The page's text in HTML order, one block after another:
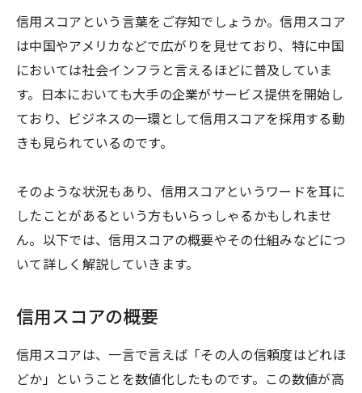
信用スコアという言葉をご存知でしょうか。信用スコア
は中国やアメリカなどで広がりを見せており、特に中国
においては社会インフラと言えるほどに普及していま
す。日本においても大手の企業がサービス提供を開始し
ており、ビジネスの一環として信用スコアを採用する動
きも見られているのです。
そのような状況もあり、信用スコアというワードを耳に
したことがあるという方もいらっしゃるかもしれませ
ん。以下では、信用スコアの概要やその仕組みなどにつ
いて詳しく解説していきます。
信用スコアの概要
信用スコアは、一言で言えば「その人の信頼度はどれほ
どか」ということを数値化したものです。この数値が高